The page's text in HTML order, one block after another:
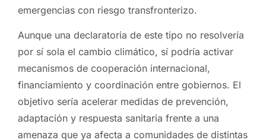
emergencias con riesgo transfronterizo.
Aunque una declaratoria de este tipo no resolvería
por sí sola el cambio climático, sí podría activar
mecanismos de cooperación internacional,
financiamiento y coordinación entre gobiernos. El
objetivo sería acelerar medidas de prevención,
adaptación y respuesta sanitaria frente a una
amenaza que ya afecta a comunidades de distintas